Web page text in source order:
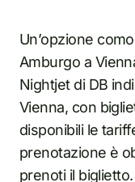
Un’opzione
Amburgo a
Nightjet di DB
Vienna, con
disponibili le
prenotazione è
prenoti il biglietto.